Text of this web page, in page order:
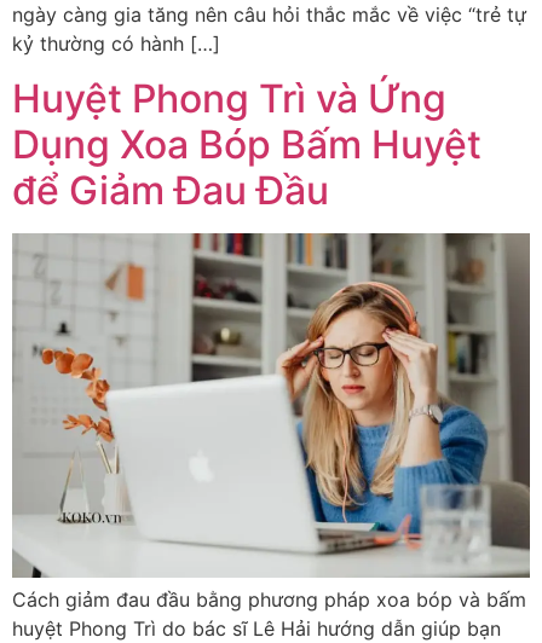
ngày càng gia tăng nên câu hỏi thắc mắc về việc “trẻ tự
kỷ thường có hành […]
Huyệt Phong Trì và Ứng
Dụng Xoa Bóp Bấm Huyệt
để Giảm Đau Đầu
Cách giảm đau đầu bằng phương pháp xoa bóp và bấm
huyệt Phong Trì do bác sĩ Lê Hải hướng dẫn giúp bạn